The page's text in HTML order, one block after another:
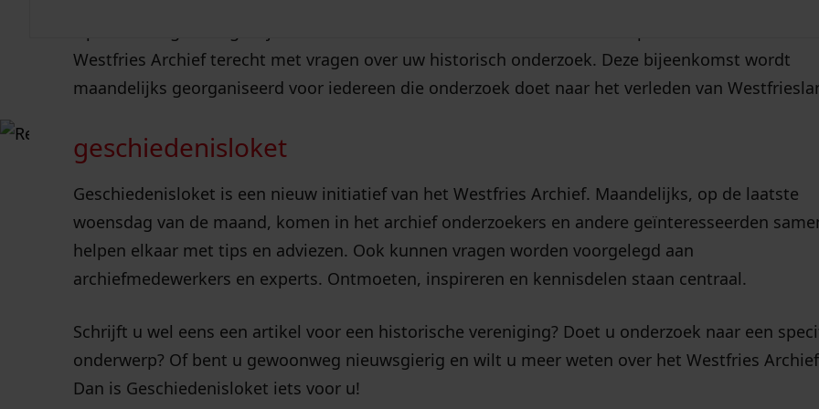
Westfries Archief terecht met vragen over uw historisch onderzoek. Deze bijeenkomst wordt
maandelijks georganiseerd voor iedereen die onderzoek doet naar het verleden van
geschiedenisloket
Geschiedenisloket is een nieuw initiatief van het Westfries Archief. Maandelijks, op de laatste
woensdag van de maand, komen in het archief onderzoekers en andere geïnteresseerden
helpen elkaar met tips en adviezen. Ook kunnen vragen worden voorgelegd aan
archiefmedewerkers en experts. Ontmoeten, inspireren en kennisdelen staan centraal.
Schrijft u wel eens een artikel voor een historische vereniging? Doet u onderzoek naar een
onderwerp? Of bent u gewoonweg nieuwsgierig en wilt u meer weten over het Westfries
Dan is Geschiedenisloket iets voor u!